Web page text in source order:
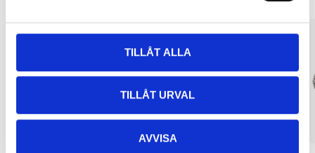
TILLÅT ALLA
TILLÅT URVAL
AVVISA